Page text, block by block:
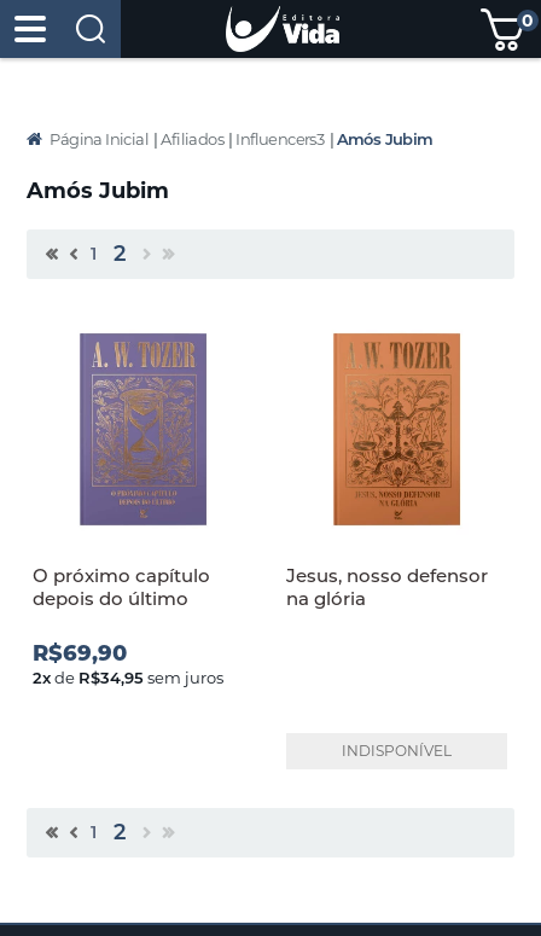
0
Página Inicial | Afiliados | Influencers3 |Amós Jubim
Amós Jubim
1 2
O próximo capítulo
depois do último
R$69,90
2xde R$34,95sem juros
Jesus, nosso defensor
na glória
INDISPONÍVEL
1 2